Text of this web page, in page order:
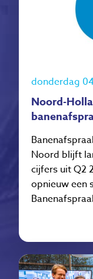
donderdag
Noord-
Noord blijft
cijfers uit Q2
opnieuw een